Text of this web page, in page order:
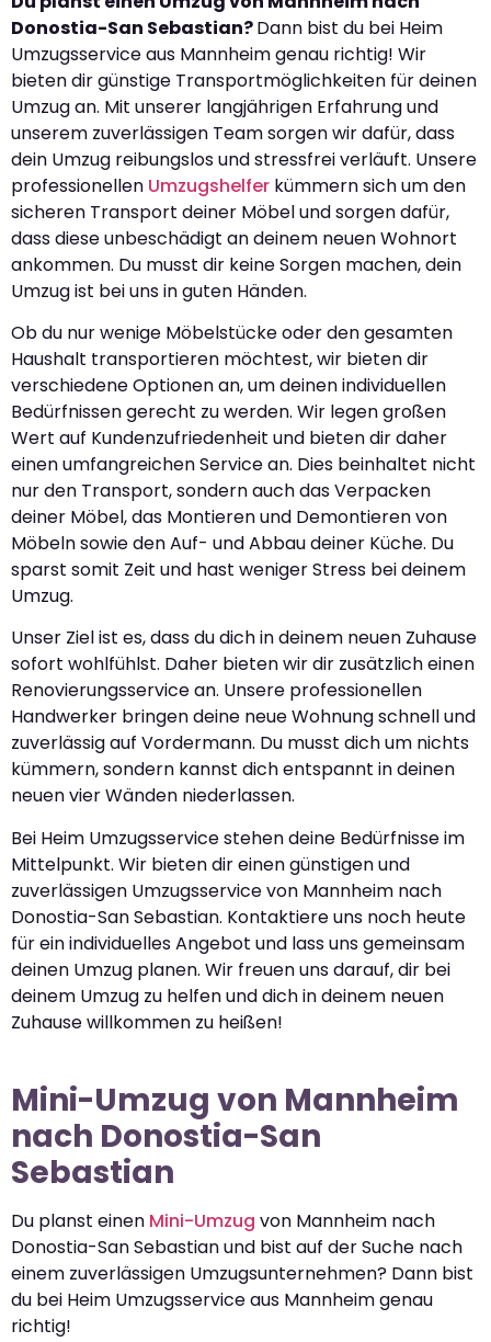
Donostia-San Sebastian?Dann bist du bei Heim
Umzugsservice aus Mannheim genau richtig! Wir
bieten dir günstige Transportmöglichkeiten für deinen
Umzug an. Mit unserer langjährigen Erfahrung und
unserem zuverlässigen Team sorgen wir dafür, dass
dein Umzug reibungslos und stressfrei verläuft. Unsere
professionellen Umzugshelfer kümmern sich um den
sicheren Transport deiner Möbel und sorgen dafür,
dass diese unbeschädigt an deinem neuen Wohnort
ankommen. Du musst dir keine Sorgen machen, dein
Umzug ist bei uns in guten Händen.
Ob du nur wenige Möbelstücke oder den gesamten
Haushalt transportieren möchtest, wir bieten dir
verschiedene Optionen an, um deinen individuellen
Bedürfnissen gerecht zu werden. Wir legen großen
Wert auf Kundenzufriedenheit und bieten dir daher
einen umfangreichen Service an. Dies beinhaltet nicht
nur den Transport, sondern auch das Verpacken
deiner Möbel, das Montieren und Demontieren von
Möbeln sowie den Auf- und Abbau deiner Küche. Du
sparst somit Zeit und hast weniger Stress bei deinem
Umzug.
Unser Ziel ist es, dass du dich in deinem neuen Zuhause
sofort wohlfühlst. Daher bieten wir dir zusätzlich einen
Renovierungsservice an. Unsere professionellen
Handwerker bringen deine neue Wohnung schnell und
zuverlässig auf Vordermann. Du musst dich um nichts
kümmern, sondern kannst dich entspannt in deinen
neuen vier Wänden niederlassen.
Bei Heim Umzugsservice stehen deine Bedürfnisse im
Mittelpunkt. Wir bieten dir einen günstigen und
zuverlässigen Umzugsservice von Mannheim nach
Donostia-San Sebastian. Kontaktiere uns noch heute
für ein individuelles Angebot und lass uns gemeinsam
deinen Umzug planen. Wir freuen uns darauf, dir bei
deinem Umzug zu helfen und dich in deinem neuen
Zuhause willkommen zu heißen!
Mini-Umzug von Mannheim
nach Donostia-San
Sebastian
Du planst einen Mini-Umzug von Mannheim nach
Donostia-San Sebastian und bist auf der Suche nach
einem zuverlässigen Umzugsunternehmen? Dann bist
du bei Heim Umzugsservice aus Mannheim genau
richtig!